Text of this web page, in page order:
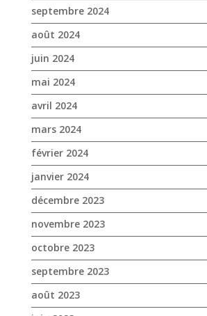
mars 2024
février 2024
janvier 2024
décembre 2023
novembre 2023
octobre 2023
septembre 2023
août 2023
juin 2023
mai 2023
avril 2023
mars 2023
janvier 2023